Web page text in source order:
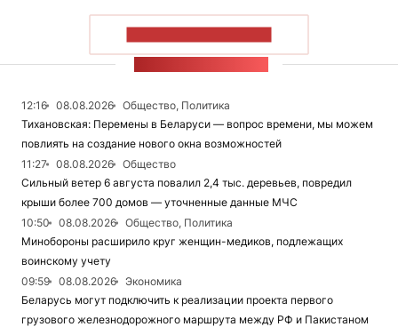
12:16 08.08.2026
Общество, Политика
Тихановская: Перемены в Беларуси — вопрос времени, мы можем
повлиять на создание нового окна возможностей
11:27
08.08.2026
Общество
Сильный ветер 6 августа повалил 2,4 тыс. деревьев, повредил
крыши более 700 домов — уточненные данные МЧС
10:50
08.08.2026
Общество, Политика
Минобороны расширило круг женщин-медиков, подлежащих
воинскому учету
09:59
08.08.2026
Экономика
Беларусь могут подключить к реализации проекта первого
грузового железнодорожного маршрута между РФ и Пакистаном